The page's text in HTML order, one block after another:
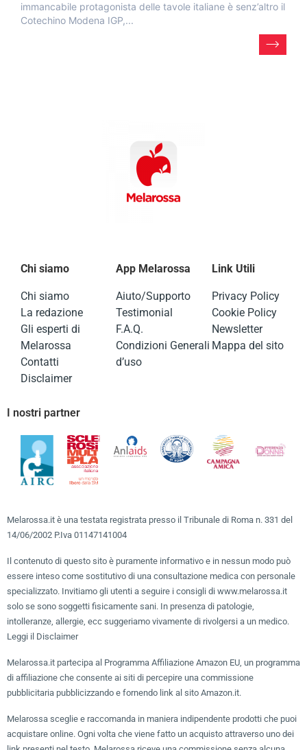
immancabile protagonista delle tavole italiane è senz’altro il
Cotechino Modena IGP,...
Chi siamo
Chi siamo
La redazione
Gli esperti di
Melarossa
Contatti
Disclaimer
App Melarossa
Aiuto/Supporto
Testimonial
F.A.Q.
Condizioni Generali
d’uso
Link Utili
Privacy Policy
Cookie Policy
Newsletter
Mappa del sito
I nostri partner
Melarossa.it è una testata registrata presso il Tribunale di Roma n. 331 del
14/06/2002 P.Iva 01147141004
Il contenuto di questo sito è puramente informativo e in nessun modo può
essere inteso come sostitutivo di una consultazione medica con personale
specializzato. Invitiamo gli utenti a seguire i consigli di www.melarossa.it
solo se sono soggetti fisicamente sani. In presenza di patologie,
intolleranze, allergie, ecc suggeriamo vivamente di rivolgersi a un medico.
Leggi il Disclaimer
Melarossa.it partecipa al Programma Affiliazione Amazon EU, un programma
di affiliazione che consente ai siti di percepire una commissione
pubblicitaria pubblicizzando e fornendo link al sito Amazon.it.
Melarossa sceglie e raccomanda in maniera indipendente prodotti che puoi
acquistare online. Ogni volta che viene fatto un acquisto attraverso uno dei